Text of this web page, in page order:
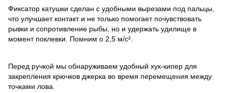
Фиксатор катушки сделан с удобными вырезами под пальцы,
что улучшает контакт и не только помогает почувствовать
рывки и сопротивление рыбы, но и удержать удилище в
момент поклевки. Помним о 2,5 м/с².
Перед ручкой мы обнаруживаем удобный хук-кипер для
закрепления крючков джерка во время перемещения между
точками лова.